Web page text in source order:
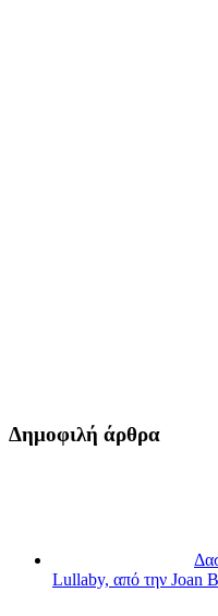
Δημοφιλή άρθρα
Lullaby, από την Joan